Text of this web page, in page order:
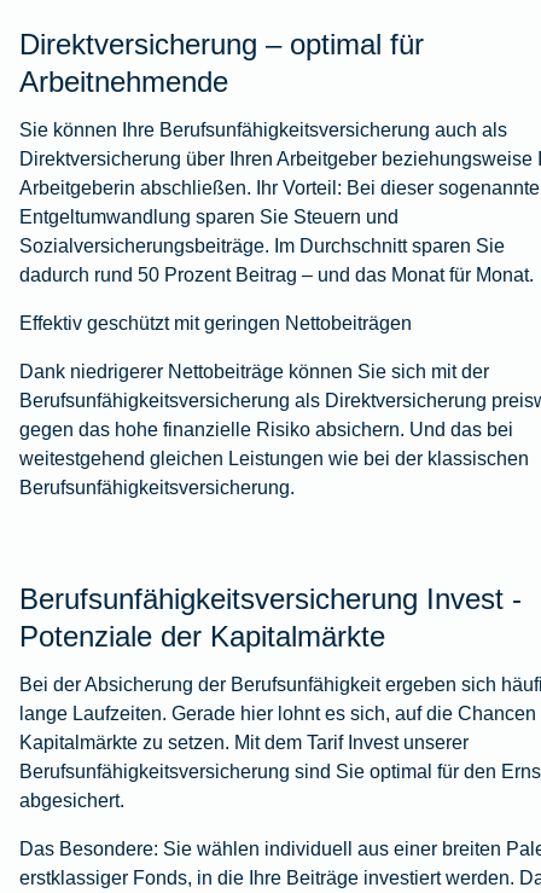
Direktversicherung – optimal für
Arbeitnehmende
Sie können Ihre Berufsunfähigkeitsversicherung auch als
Direktversicherung über Ihren Arbeitgeber beziehungsweise
Arbeitgeberin abschließen. Ihr Vorteil: Bei dieser
Entgeltumwandlung sparen Sie Steuern und
Sozialversicherungsbeiträge. Im Durchschnitt sparen Sie
dadurch rund 50 Prozent Beitrag – und das Monat für Monat.
Effektiv geschützt mit geringen Nettobeiträgen
Dank niedrigerer Nettobeiträge können Sie sich mit der
Berufsunfähigkeitsversicherung als Direktversicherung
gegen das hohe finanzielle Risiko absichern. Und das bei
weitestgehend gleichen Leistungen wie bei der klassischen
Berufsunfähigkeitsversicherung.
Berufsunfähigkeitsversicherung Invest -
Potenziale der Kapitalmärkte
Bei der Absicherung der Berufsunfähigkeit ergeben sich
lange Laufzeiten. Gerade hier lohnt es sich, auf die Chancen
Kapitalmärkte zu setzen. Mit dem Tarif Invest unserer
Berufsunfähigkeitsversicherung sind Sie optimal für den
abgesichert.
Das Besondere: Sie wählen individuell aus einer breiten
erstklassiger Fonds, in die Ihre Beiträge investiert werden.